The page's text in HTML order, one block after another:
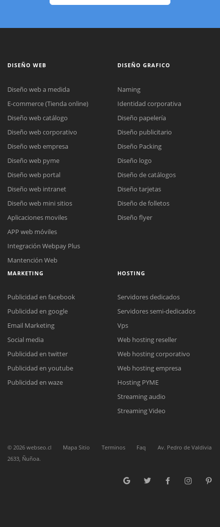
Reunión online
Nuestros ejecutivos le enviarán un correo electrónico con el enlace a
Meet para la reunión online.
Cotización
Complete el formulario y nos contactaremos a la brevedad.
Chat Online
para enviarnos un correo electrónico con sus datos personales.
DISEÑO WEB
Diseño web a medida
E-commerce (Tienda online)
Diseño web catálogo
Diseño web corporativo
Diseño web empresa
Diseño web pyme
Diseño web portal
Diseño web intranet
Diseño web mini sitios
Aplicaciones moviles
APP web móviles
Integración Webpay Plus
Mantención Web
DISEÑO GRAFICO
Naming
Identidad corporativa
Diseño papelería
Diseño publicitario
Diseño Packing
Diseño logo
Diseño de catálogos
Diseño tarjetas
Diseño de folletos
Diseño flyer
MARKETING
Publicidad en facebook
Publicidad en google
Email Marketing
Social media
Publicidad en twitter
Publicidad en youtube
Publicidad en waze
HOSTING
Servidores dedicados
Servidores semi-dedicados
Vps
Web hosting reseller
Web hosting corporativo
Web hosting empresa
Hosting PYME
Streaming audio
Streaming Video
© 2026 webseo.cl Mapa Sitio Terminos Faq
Av. Pedro de Valdivia
2633, Ñuñoa.